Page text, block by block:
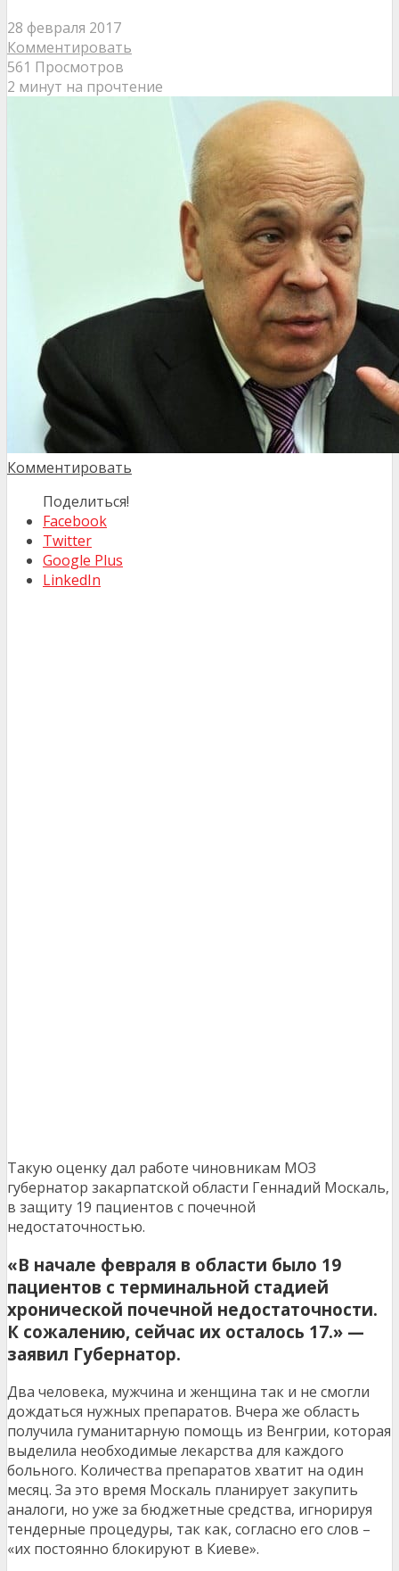
28 февраля 2017
Комментировать
561 Просмотров
2 минут на прочтение
Комментировать
Поделиться!
Facebook
Twitter
Google Plus
LinkedIn
Такую оценку дал работе чиновникам МОЗ
губернатор закарпатской области Геннадий Москаль,
в защиту 19 пациентов с почечной
недостаточностью.
«В начале февраля в области было 19
пациентов с терминальной стадией
хронической почечной недостаточности.
К сожалению, сейчас их осталось 17.» —
заявил Губернатор.
Два человека, мужчина и женщина так и не смогли
дождаться нужных препаратов. Вчера же область
получила гуманитарную помощь из Венгрии, которая
выделила необходимые лекарства для каждого
больного. Количества препаратов хватит на один
месяц. За это время Москаль планирует закупить
аналоги, но уже за бюджетные средства, игнорируя
тендерные процедуры, так как, согласно его слов –
«их постоянно блокируют в Киеве».